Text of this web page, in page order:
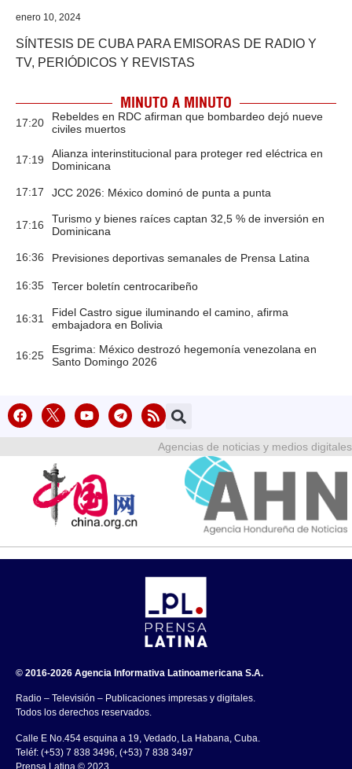
enero 10, 2024
SÍNTESIS DE CUBA PARA EMISORAS DE RADIO Y
TV, PERIÓDICOS Y REVISTAS
MINUTO A MINUTO
17:20
Rebeldes en RDC afirman que bombardeo dejó nueve
civiles muertos
17:19
Alianza interinstitucional para proteger red eléctrica en
Dominicana
17:17 JCC 2026: México dominó de punta a punta
17:16
Turismo y bienes raíces captan 32,5 % de inversión en
Dominicana
16:36 Previsiones deportivas semanales de Prensa Latina
16:35 Tercer boletín centrocaribeño
16:31
Fidel Castro sigue iluminando el camino, afirma
embajadora en Bolivia
16:25
Esgrima: México destrozó hegemonía venezolana en
Santo Domingo 2026
Agencias de noticias y medios digitales
© 2016-2026 Agencia Informativa Latinoamericana S.A.
Radio – Televisión – Publicaciones impresas y digitales.
Todos los derechos reservados.
Calle E No.454 esquina a 19, Vedado, La Habana, Cuba.
Teléf: (+53) 7 838 3496, (+53) 7 838 3497
Prensa Latina © 2023 .